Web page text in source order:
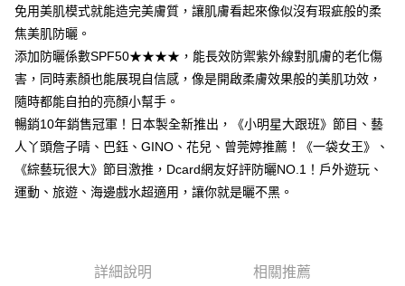
每筆NT$85，滿NT$499(含以上)免運費
付款後全家取貨
7-11取貨付款
每筆NT$85，滿NT$499(含以上)免運費
每筆NT$85，滿NT$499(含以上)免運費
免用美肌模式就能造完美膚質，讓肌膚看起來像似沒有瑕疵般的柔
焦美肌防曬。
添加防曬係數SPF50★★★★，能長效防禦紫外線對肌膚的老化傷
害，同時素顏也能展現自信感，像是開啟柔膚效果般的美肌功效，
隨時都能自拍的亮顏小幫手。
暢銷10年銷售冠軍！日本製全新推出，《小明星大跟班》節目、藝
人丫頭詹子晴、巴鈺、GINO、花兒、曾莞婷推薦！《一袋女王》、
《綜藝玩很大》節目激推，Dcard網友好評防曬NO.1！戶外遊玩、
運動、旅遊、海邊戲水超適用，讓你就是曬不黑。
詳細說明 相關推薦